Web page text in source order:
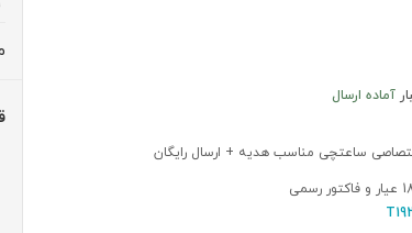
آماده ارسال
ساعتچی مناسب هدیه + ارسال رایگان